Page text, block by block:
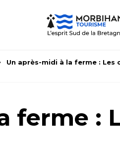
Un après-midi à la ferme : Les
ferme :